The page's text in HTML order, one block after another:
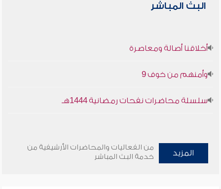
البث المباشر
أخلاقنا أصالة ومعاصرة
وأمنهم من خوف 9
سلسلة محاضرات نفحات رمضانية 1444هـ
المزيد
من الفعاليات والمحاضرات الأرشيفية من
خدمة البث المباشر